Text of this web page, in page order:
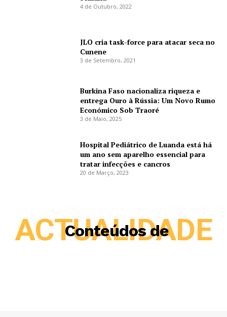
4 de Outubro, 2022
JLO cria task-force para atacar seca no
Cunene
3 de Setembro, 2021
Burkina Faso nacionaliza riqueza e
entrega Ouro à Rússia: Um Novo Rumo
Económico Sob Traoré
3 de Maio, 2025
Hospital Pediátrico de Luanda está há
um ano sem aparelho essencial para
tratar infecções e cancros
20 de Março, 2023
Conteúdos de
ACTUALIDADE